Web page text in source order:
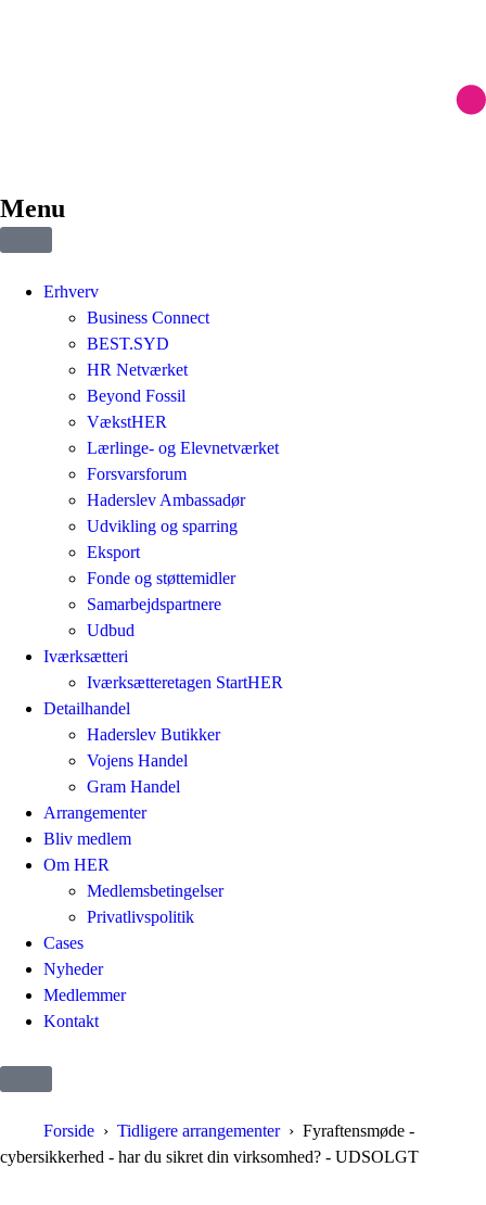
Menu
Erhverv
Business Connect
BEST.SYD
HR Netværket
Beyond Fossil
VækstHER
Lærlinge- og Elevnetværket
Forsvarsforum
Haderslev Ambassadør
Udvikling og sparring
Eksport
Fonde og støttemidler
Samarbejdspartnere
Udbud
Iværksætteri
Iværksætteretagen StartHER
Detailhandel
Haderslev Butikker
Vojens Handel
Gram Handel
Arrangementer
Bliv medlem
Om HER
Medlemsbetingelser
Privatlivspolitik
Cases
Nyheder
Medlemmer
Kontakt
Forside Tidligere arrangementer
Fyraftensmøde -
cybersikkerhed - har du sikret din virksomhed? - UDSOLGT